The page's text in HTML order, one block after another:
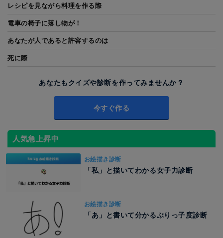
レシピを見ながら料理を作る際
電車の椅子に落し物が！
あなたが人であると許容するのは
死に際
あなたもクイズや診断を作ってみませんか？
今すぐ作る
人気急上昇中
お絵描き診断
「私」と描いてわかる女子力診断
お絵描き診断
「あ」と書いて分かるぶりっ子度診断